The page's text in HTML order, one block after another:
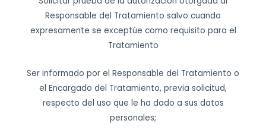
Responsable del Tratamiento salvo cuando
expresamente se exceptúe como requisito para el
Tratamiento
Ser informado por el Responsable del Tratamiento o
el Encargado del Tratamiento, previa solicitud,
respecto del uso que le ha dado a sus datos
personales;